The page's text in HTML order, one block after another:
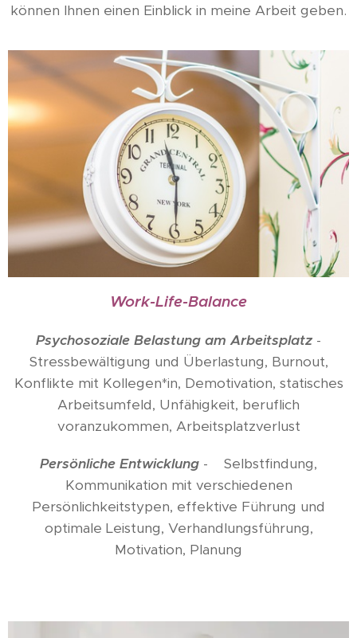
können Ihnen einen Einblick in meine Arbeit geben.
Work-Life-Balance
Psychosoziale Belastung am Arbeitsplatz -
Stressbewältigung und Überlastung, Burnout,
Konflikte mit Kollegen*in, Demotivation, statisches
Arbeitsumfeld, Unfähigkeit, beruflich
voranzukommen, Arbeitsplatzverlust
Persönliche Entwicklung -
Selbstfindung,
Kommunikation mit verschiedenen
Persönlichkeitstypen, effektive Führung und
optimale Leistung, Verhandlungsführung,
Motivation, Planung